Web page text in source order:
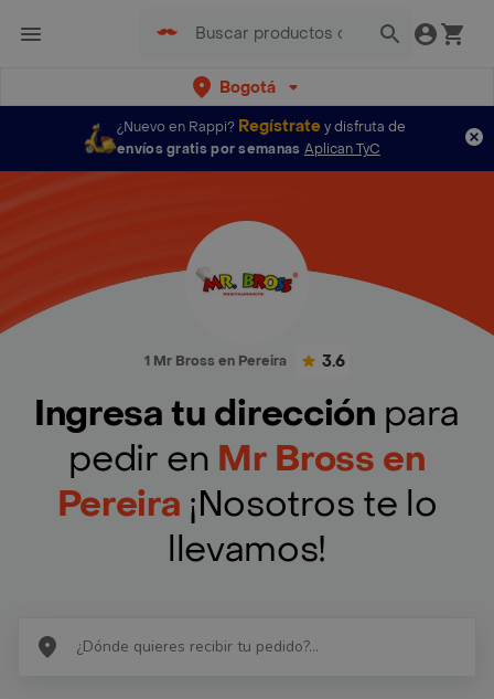
Bogotá
¿Nuevo en Rappi? Regístratey disfruta de
envíos gratis por semanas Aplican TyC
1 Mr Bross en Pereira 3.6
Ingresa tu dirección para
pedir en Mr Bross en
Pereira ¡Nosotros te lo
llevamos!